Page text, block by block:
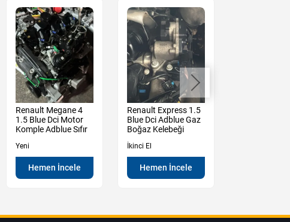
Renault Megane 4
1.5 Blue Dci Motor
Komple Adblue Sıfır
Yeni
Hemen İncele
Renault Express 1.5
Blue Dci Adblue Gaz
Boğaz Kelebeği
İkinci El
Hemen İncele